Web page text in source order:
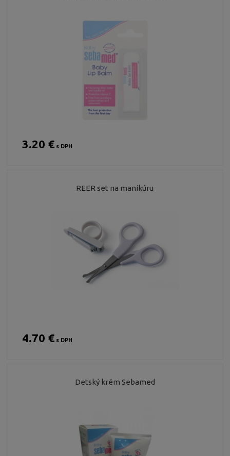
3.20 €s DPH
REER set na manikúru
4.70 €s DPH
Detský krém Sebamed